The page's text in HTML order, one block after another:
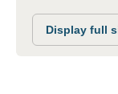
Display full